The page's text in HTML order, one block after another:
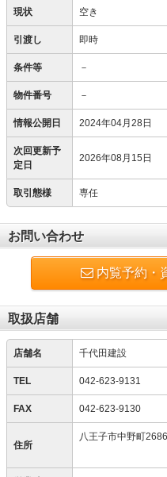
現状 空き
引渡し 即時
条件等 －
物件番号 －
情報公開日 2024年04月28日
次回更新予
定日
2026年08月15日
取引態様 専任
お問い合わせ
内覧予約・
取扱店舗
店舗名 千代田建設
TEL 042-623-9131
FAX 042-623-9130
住所
八王子市中野町